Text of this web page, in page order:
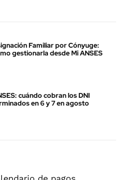
Familiar por Cónyuge:
gestionarla desde Mi ANSES
cuándo cobran los DNI
en 6 y 7 en agosto